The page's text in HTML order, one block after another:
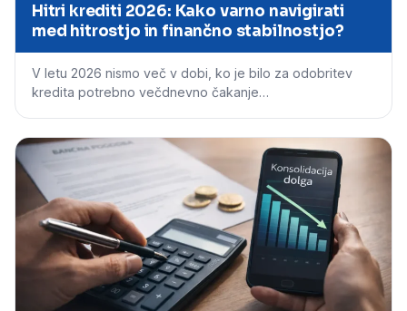
Hitri krediti 2026: Kako varno navigirati
med hitrostjo in finančno stabilnostjo?
V letu 2026 nismo več v dobi, ko je bilo za odobritev
kredita potrebno večdnevno čakanje…